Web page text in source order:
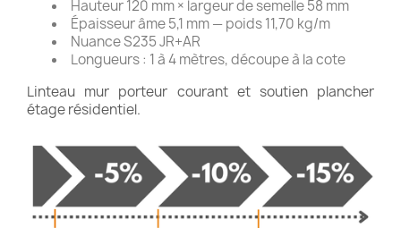
Hauteur 120 mm × largeur de semelle 58 mm
Épaisseur âme 5,1 mm — poids 11,70 kg/m
Nuance S235 JR+AR
Longueurs : 1 à 4 mètres, découpe à la cote
Linteau mur porteur courant et soutien plancher
étage résidentiel.